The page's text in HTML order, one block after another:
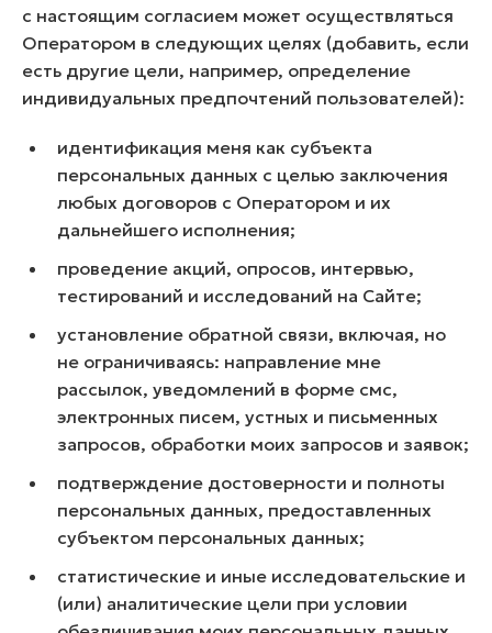
с настоящим согласием может осуществляться
Оператором в следующих целях (добавить, если
есть другие цели, например, определение
индивидуальных предпочтений пользователей):
идентификация меня как субъекта
персональных данных с целью заключения
любых договоров с Оператором и их
дальнейшего исполнения;
проведение акций, опросов, интервью,
тестирований и исследований на Сайте;
установление обратной связи, включая, но
не ограничиваясь: направление мне
рассылок, уведомлений в форме смс,
электронных писем, устных и письменных
запросов, обработки моих запросов и заявок;
подтверждение достоверности и полноты
персональных данных, предоставленных
субъектом персональных данных;
статистические и иные исследовательские и
(или) аналитические цели при условии